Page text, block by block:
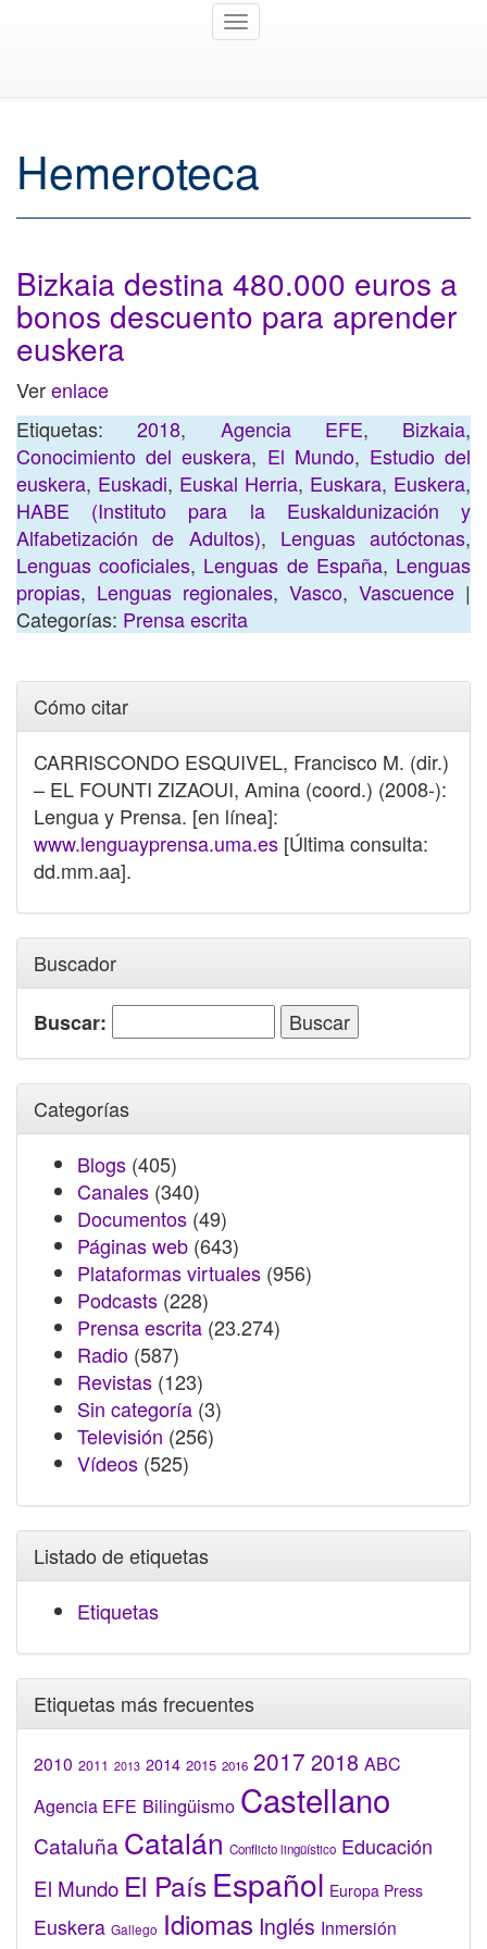
Toggle
Hemeroteca
Bizkaia destina 480.000 euros a
bonos descuento para aprender
euskera
Verenlace
Etiquetas:2018, Agencia EFE, Bizkaia,
Conocimiento del euskera, El Mundo, Estudio del
euskera, Euskadi, Euskal Herria, Euskara, Euskera,
HABE (Instituto para la Euskaldunización y
Alfabetización de Adultos), Lenguas autóctonas,
Lenguas cooficiales, Lenguas de España, Lenguas
propias, Lenguas regionales, Vasco, Vascuence |
Categorías: Prensa escrita
Cómo citar
CARRISCONDO ESQUIVEL, Francisco M. (dir.)
– EL FOUNTI ZIZAOUI, Amina (coord.) (2008-):
Lengua y Prensa. [en línea]:
www.lenguayprensa.uma.es [Última consulta:
dd.mm.aa].
Buscador
Buscar:
Categorías
Blogs (405)
Canales (340)
Documentos (49)
Páginas web (643)
Plataformas virtuales (956)
Podcasts (228)
Prensa escrita (23.274)
Radio (587)
Revistas (123)
Sin categoría (3)
Televisión (256)
Vídeos (525)
Listado de etiquetas
Etiquetas
Etiquetas más frecuentes
2010 2011 2013 2014 2015 2016 2017 2018 ABC
Agencia EFE Bilingüismo Castellano
Cataluña Catalán Conflicto lingüístico Educación
El Mundo El País Español Europa Press
Euskera Gallego Idiomas Inglés Inmersión